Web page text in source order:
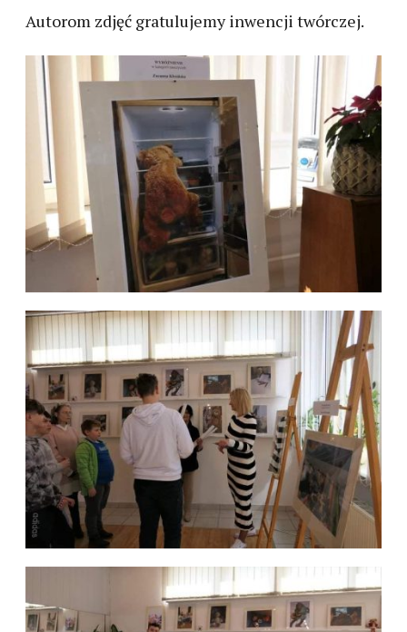
Autorom zdjęć gratulujemy inwencji twórczej.